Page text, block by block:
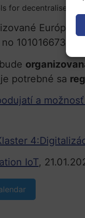
for decentralised
101016673) a
potrebné sa
a
IoT,